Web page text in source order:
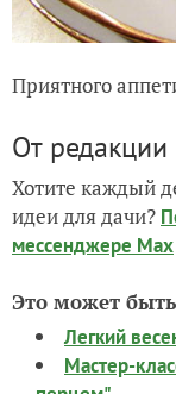
Приятного
От редакции
Хотите каждый
идеи для дачи?
мессенджере Max
Это может
Легкий
Мастер-